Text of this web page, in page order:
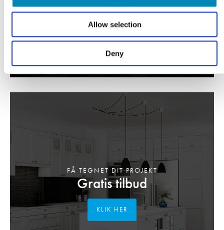
Allow selection
Deny
Gratis tilbud
FÅ TEGNET DIT PROJEKT
KLIK HER